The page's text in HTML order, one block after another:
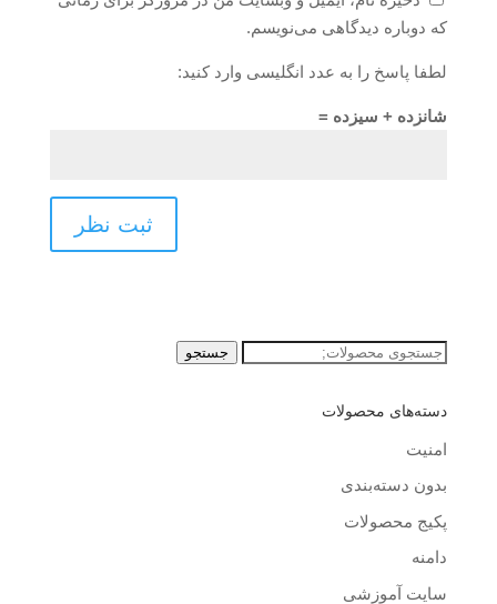
که دوباره دیدگاهی می‌نویسم.
لطفا پاسخ را به عدد انگلیسی وارد کنید:
شانزده + سیزده =
جستجو
جستجو
دسته‌های محصولات
امنیت
بدون دسته‌بندی
پکیج محصولات
دامنه
سایت آموزشی